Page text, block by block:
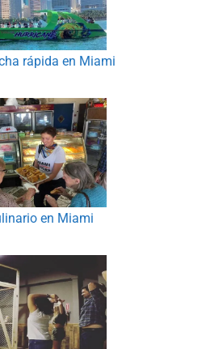
rápida en Miami
en Miami